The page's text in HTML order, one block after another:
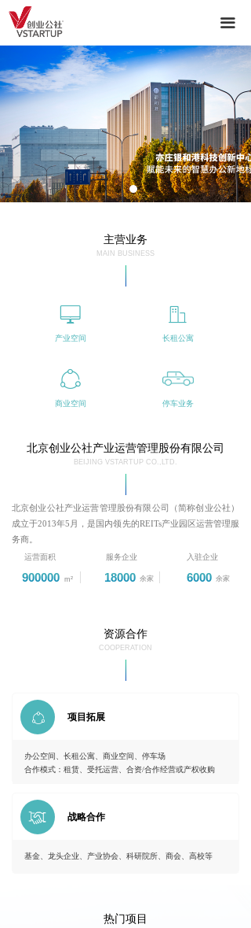
끀
ꀇ首页
关于我们
ꁦ主营业务-产业空间运营
ꄃ主营业务-产业服务
ꁢ 生态圈
ꂓ新闻中心
热门项目
BEIJING VSTARTUP CO.,LTD.
北京创业公社产业运营管理股份有限公司
北京创业公社产业运营管理股份有限公司（简称创业公社）
成立于2013年5月，是国内领先的REITs产业园 区运营管理服
务商。
900000 18000 6000
运营面积
m²
服务企业 入驻企业
余家 余家
ꀖ
产业空间
ꀶ
长租公寓
ꁢ
商业空间 停车业务
MAIN BUSINESS
主营业务
资源合作
COOPERATION
ꁢ 项目拓展
办公空间、长租公寓、商业空间、停车场
合作模式：租赁、受托运营、合资/合作经营或产权收购
战略合作
基金、龙头企业、产业协会、科研院所、商会、高校等